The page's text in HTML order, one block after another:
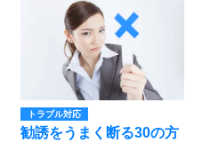
トラブル対応
勧誘をうまく断る30の方